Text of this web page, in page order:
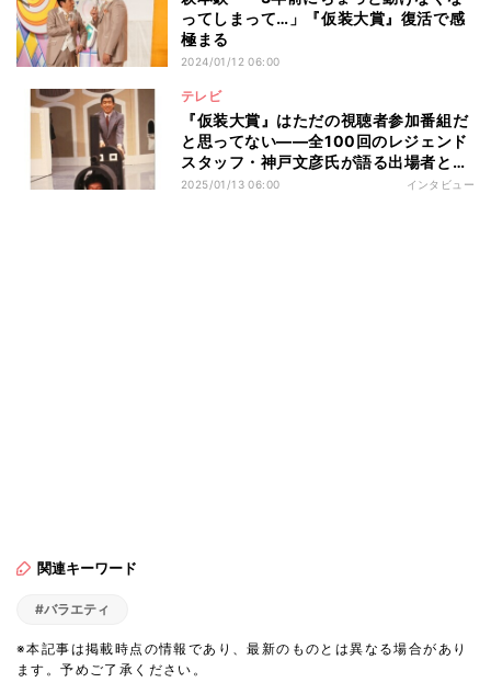
ってしまって…」『仮装大賞』復活で感
極まる
2024/01/12 06:00
テレビ
『仮装大賞』はただの視聴者参加番組だ
と思ってない――全100回のレジェンド
スタッフ・神戸文彦氏が語る出場者との
特殊な関係性
2025/01/13 06:00 インタビュー
関連キーワード
#バラエティ
※本記事は掲載時点の情報であり、最新のものとは異なる場合があり
ます。予めご了承ください。